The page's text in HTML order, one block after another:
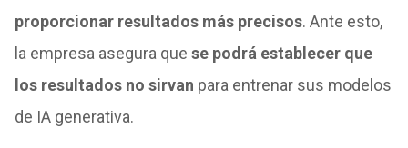
proporcionar resultados más precisos. Ante esto,
la empresa asegura que se podrá establecer que
los resultados no sirvan para entrenar sus modelos
de IA generativa.